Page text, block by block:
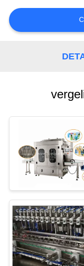
NIEUWS
SITEMAP
PRIVACY
POLICY